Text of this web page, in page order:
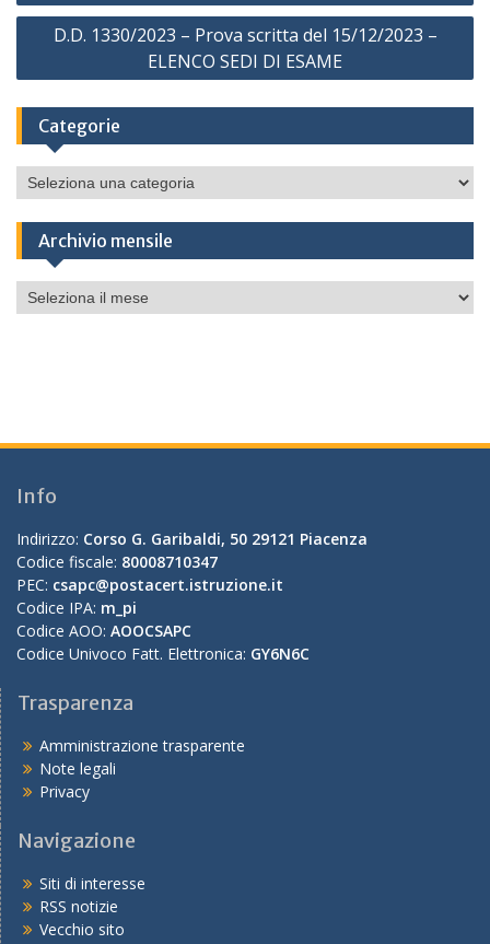
D.D. 1330/2023 – Prova scritta del 15/12/2023 –
ELENCO SEDI DI ESAME
Categorie
Categorie
Archivio mensile
Archivio
mensile
Info
Indirizzo: Corso G. Garibaldi, 50 29121 Piacenza
Codice fiscale: 80008710347
PEC: csapc@postacert.istruzione.it
Codice IPA: m_pi
Codice AOO: AOOCSAPC
Codice Univoco Fatt. Elettronica: GY6N6C
Trasparenza
Amministrazione trasparente
Note legali
Privacy
Navigazione
Siti di interesse
RSS notizie
Vecchio sito